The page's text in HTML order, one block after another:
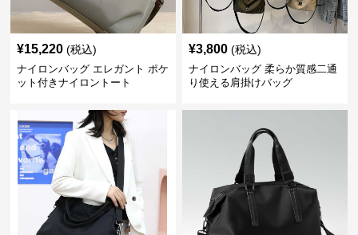
¥15,220 (税込)
ナイロンバッグ エレガント ポケ
ット付きナイロントート
¥3,800 (税込)
ナイロンバッグ 柔らか質感二通
り使える肩掛けバッグ